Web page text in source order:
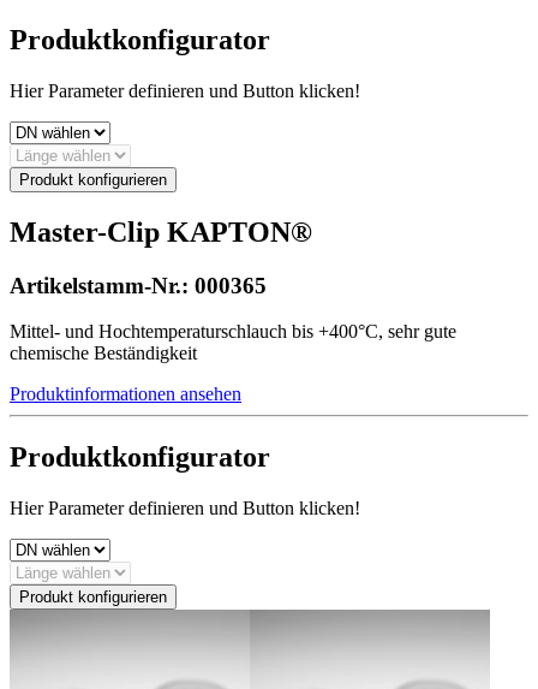
Produktkonfigurator
Hier Parameter definieren und Button klicken!
Produkt konfigurieren
Master-Clip KAPTON®
Artikelstamm-Nr.: 000365
Mittel- und Hochtemperaturschlauch bis +400°C, sehr gute
chemische Beständigkeit
Produktinformationen ansehen
Produktkonfigurator
Hier Parameter definieren und Button klicken!
Produkt konfigurieren